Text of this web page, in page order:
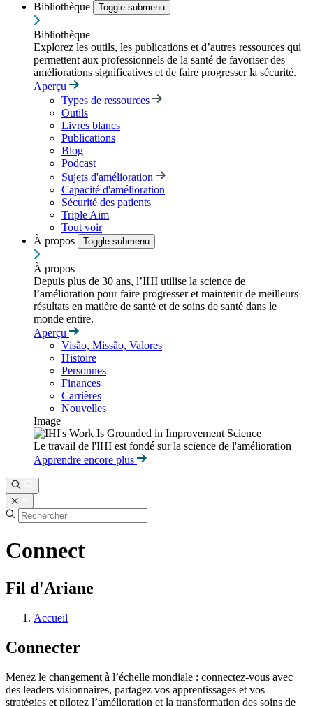
Bibliothèque
Toggle submenu
Bibliothèque
Explorez les outils, les publications et d’autres ressources qui
permettent aux professionnels de la santé de favoriser des
améliorations significatives et de faire progresser la sécurité.
Aperçu
Types de ressources
Outils
Livres blancs
Publications
Blog
Podcast
Sujets d'amélioration
Capacité d'amélioration
Sécurité des patients
Triple Aim
Tout voir
À propos
Toggle submenu
À propos
Depuis plus de 30 ans, l’IHI utilise la science de
l’amélioration pour faire progresser et maintenir de meilleurs
résultats en matière de santé et de soins de santé dans le
monde entire.
Aperçu
Visão, Missão, Valores
Histoire
Personnes
Finances
Carrières
Nouvelles
Image
Le travail de l'IHI est fondé sur la science de l'amélioration
Apprendre encore plus
Connect
Fil d'Ariane
Accueil
Connecter
Menez le changement à l’échelle mondiale : connectez-vous avec
des leaders visionnaires, partagez vos apprentissages et vos
stratégies et pilotez l’amélioration et la transformation des soins de